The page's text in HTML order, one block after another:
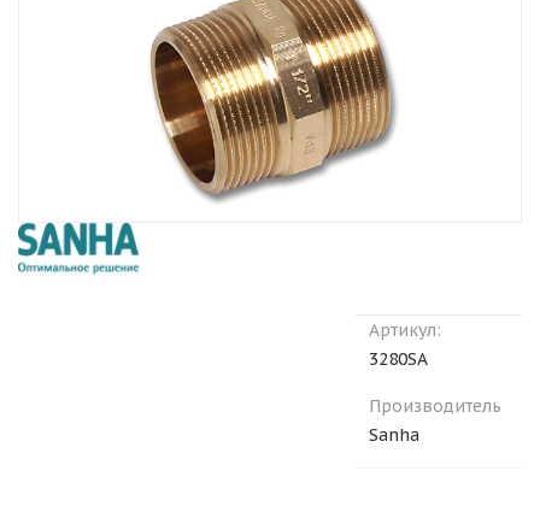
Артикул:
3280SA
Производитель
Sanha